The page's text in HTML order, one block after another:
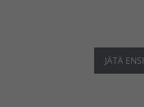
JÄTÄ